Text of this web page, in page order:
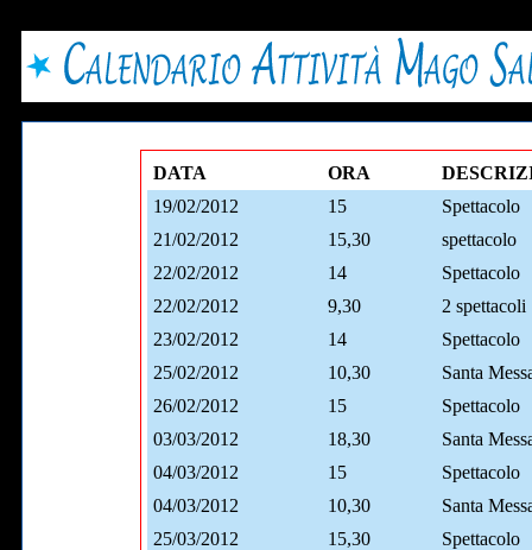
DATA ORA
19/02/2012
15
Spettacolo
21/02/2012
15,30
spettacolo
22/02/2012
14
Spettacolo
22/02/2012
9,30
2 spettacoli
23/02/2012
14
Spettacolo
25/02/2012
10,30
Santa
26/02/2012
15
Spettacolo
03/03/2012
18,30
Santa
04/03/2012
15
Spettacolo
04/03/2012
10,30
Santa
25/03/2012
15,30
Spettacolo